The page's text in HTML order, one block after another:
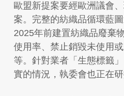
歐盟新提案要經歐洲議會
案。完整的紡織品循環藍
2025年前建置紡織品廢棄
使用率、禁止銷毀未使用
等。針對業者「生態標籤
實的情況，執委會也正在研